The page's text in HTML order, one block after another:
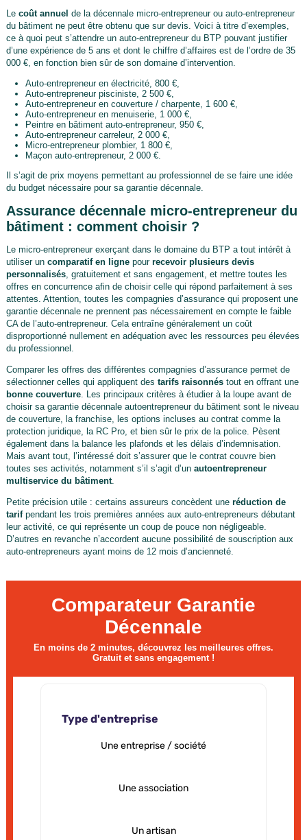
Le coût annuel de la décennale micro-entrepreneur ou auto-entrepreneur
du bâtiment ne peut être obtenu que sur devis. Voici à titre d’exemples,
ce à quoi peut s’attendre un auto-entrepreneur du BTP pouvant justifier
d’une expérience de 5 ans et dont le chiffre d’affaires est de l’ordre de 35
000 €, en fonction bien sûr de son domaine d’intervention.
Auto-entrepreneur en électricité, 800 €,
Auto-entrepreneur pisciniste, 2 500 €,
Auto-entrepreneur en couverture / charpente, 1 600 €,
Auto-entrepreneur en menuiserie, 1 000 €,
Peintre en bâtiment auto-entrepreneur, 950 €,
Auto-entrepreneur carreleur, 2 000 €,
Micro-entrepreneur plombier, 1 800 €,
Maçon auto-entrepreneur, 2 000 €.
Il s’agit de prix moyens permettant au professionnel de se faire une idée
du budget nécessaire pour sa garantie décennale.
Assurance décennale micro-entrepreneur du
bâtiment : comment choisir ?
Le micro-entrepreneur exerçant dans le domaine du BTP a tout intérêt à
utiliser un comparatif en lignepour recevoir plusieurs devis
personnalisés, gratuitement et sans engagement, et mettre toutes les
offres en concurrence afin de choisir celle qui répond parfaitement à ses
attentes. Attention, toutes les compagnies d’assurance qui proposent une
garantie décennale ne prennent pas nécessairement en compte le faible
CA de l’auto-entrepreneur. Cela entraîne généralement un coût
disproportionné nullement en adéquation avec les ressources peu élevées
du professionnel.
Comparer les offres des différentes compagnies d’assurance permet de
sélectionner celles qui appliquent des tarifs raisonnéstout en offrant une
bonne couverture. Les principaux critères à étudier à la loupe avant de
choisir sa garantie décennale autoentrepreneur du bâtiment sont le niveau
de couverture, la franchise, les options incluses au contrat comme la
protection juridique, la RC Pro, et bien sûr le prix de la police. Pèsent
également dans la balance les plafonds et les délais d’indemnisation.
Mais avant tout, l’intéressé doit s’assurer que le contrat couvre bien
toutes ses activités, notamment s’il s’agit d’un autoentrepreneur
multiservice du bâtiment.
Petite précision utile : certains assureurs concèdent une réduction de
tarifpendant les trois premières années aux auto-entrepreneurs débutant
leur activité, ce qui représente un coup de pouce non négligeable.
D’autres en revanche n’accordent aucune possibilité de souscription aux
auto-entrepreneurs ayant moins de 12 mois d’ancienneté.
Comparateur Garantie
Décennale
En moins de 2 minutes, découvrez les meilleures offres.
Gratuit et sans engagement !